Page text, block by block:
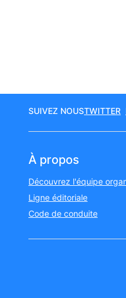
SUIVEZ NOUSTWITTER
À propos
Découvrez l'équipe
Ligne éditoriale
Code de conduite